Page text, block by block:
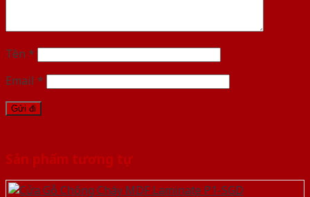
Tên *
Email *
Sản phẩm tương tự